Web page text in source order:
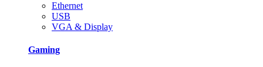
Ethernet
USB
VGA & Display
Gaming